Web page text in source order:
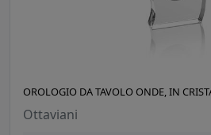
OROLOGIO DA TAVOLO ONDE, IN
Ottaviani